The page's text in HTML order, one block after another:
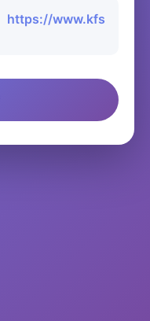
https://www.kfs